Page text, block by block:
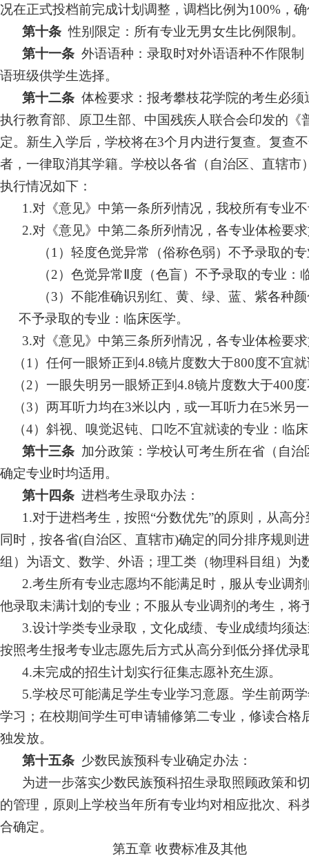
况在正式投档前完成计划调整，调档比例为100%，
第十条 性别限定：所有专业无男女生比例限制。
第十一条 外语语种：录取时对外语语种不作限
语班级供学生选择。
第十二条 体检要求：报考攀枝花学院的考生必
执行教育部、原卫生部、中国残疾人联合会印发的
定。新生入学后，学校将在3个月内进行复查。复查
者，一律取消其学籍。 学校以各省（ 自治区、直辖市
执行情况如下：
1.对《意见》中第一条所列情况，我校所有专业
2.对《意见》中第二条所列情况，各专业体检要
（1） 轻度色觉异常（俗称色弱）不予录取的
（2） 色觉异常 Ⅱ度（色盲）不予录取的专业：
（3） 不能准确识别红、黄、绿、蓝、紫各种
不予录取的专业：临床医学。
3.对《意见》中第三条所列情况，各专业体检要
（1） 任何一眼矫正到 4.8镜片度数大于800度不宜
（2） 一眼失明另一眼矫正到 4.8镜片度数大于400度
（3） 两耳听力均在3米以内，或一耳听力在5米另
（4） 斜视、嗅觉迟钝、口吃不宜就读的专业：临
第十三条 加分政策：学校认可考生所在省（自
确定专业时均适用。
第十四条 进档考生录取办法：
1.对于进档考生，按照“分数优先”的原则，从高
同时，按各省(自治区、直辖市)确定的同分排序规则
组） 为语文、数学、外语；理工类（物理科目组 ） 为
2.考生所有专业志愿均不能满足时，服从专业调
他录取未满计划的专业；不服从专业调剂的考生，将
3.设计学类专业录取，文化成绩、专业成绩均须
按照考生报考专业志愿先后方式从高分到低分择优录
4.未完成的招生计划实行征集志愿补充生源。
5.学校尽可能满足学生专业学习意愿。学生前两
学习 ；在校期间学生可申请辅修第二专业，修读合
独发放。
第十五条 少数民族预科专业确定办法：
为进一步落实少数民族预科招生录取照顾政策和
的管理，原则上学校当年所有专业均对相应批次、
合确定。
第五章 收费标准及其他